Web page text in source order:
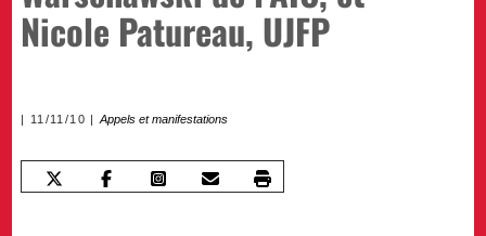
Nicole Patureau, UJFP
11/11/10 Appels et manifestations